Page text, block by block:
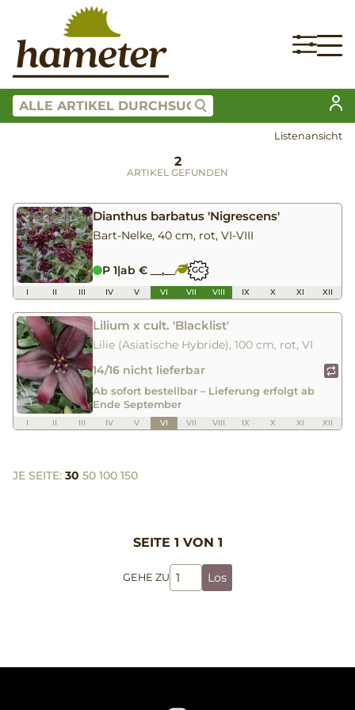
Listenansicht
2
ARTIKEL GEFUNDEN
Dianthus barbatus 'Nigrescens'
Bart-Nelke, 40 cm, rot, VI-VIII
P 1|ab € __,__ GC
I II III IV V VI VII VIII IX X XI XII
Lilium x cult. 'Blacklist'
Lilie (Asiatische Hybride), 100 cm, rot, VI
14/16 nicht lieferbar
Ab sofort bestellbar – Lieferung erfolgt ab
Ende September
I II III IV V VI VII VIII IX X XI XII
JE SEITE: 30 50 100 150
SEITE 1 VON 1
GEHE ZU Los